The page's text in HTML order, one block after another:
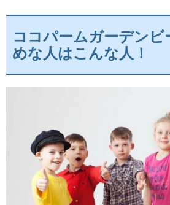
ココパームガーデンビ
めな人はこんな人！